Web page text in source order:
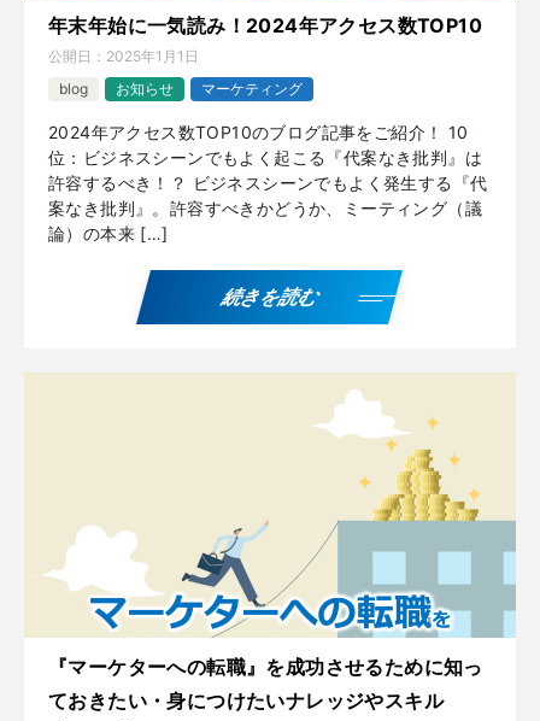
年末年始に一気読み！2024年アクセス数TOP10
公開日： 2025年1月1日
blog
お知らせ マーケティング
2024年アクセス数TOP10のブログ記事をご紹介！ 10
位：ビジネスシーンでもよく起こる『代案なき批判』は
許容するべき！？ ビジネスシーンでもよく発生する『代
案なき批判』。許容すべきかどうか、ミーティング（議
論）の本来 […]
続きを読む
『マーケターへの転職』を成功させるために知っ
ておきたい・身につけたいナレッジやスキル